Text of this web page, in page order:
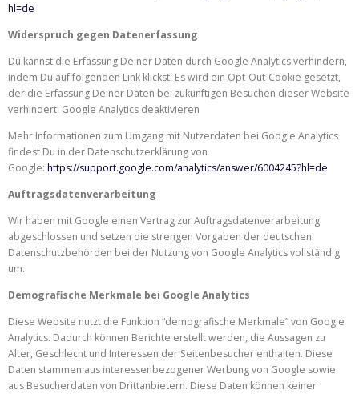
hl=de
Widerspruch gegen Datenerfassung
Du kannst die Erfassung Deiner Daten durch Google Analytics verhindern,
indem Du auf folgenden Link klickst. Es wird ein Opt-Out-Cookie gesetzt,
der die Erfassung Deiner Daten bei zukünftigen Besuchen dieser Website
verhindert: Google Analytics deaktivieren
Mehr Informationen zum Umgang mit Nutzerdaten bei Google Analytics
findest Du in der Datenschutzerklärung von
Google: https://support.google.com/analytics/answer/6004245?hl=de
Auftragsdatenverarbeitung
Wir haben mit Google einen Vertrag zur Auftragsdatenverarbeitung
abgeschlossen und setzen die strengen Vorgaben der deutschen
Datenschutzbehörden bei der Nutzung von Google Analytics vollständig
um.
Demografische Merkmale bei Google Analytics
Diese Website nutzt die Funktion “demografische Merkmale” von Google
Analytics. Dadurch können Berichte erstellt werden, die Aussagen zu
Alter, Geschlecht und Interessen der Seitenbesucher enthalten. Diese
Daten stammen aus interessenbezogener Werbung von Google sowie
aus Besucherdaten von Drittanbietern. Diese Daten können keiner